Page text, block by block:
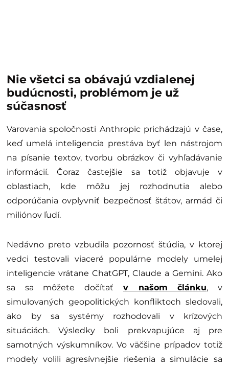
Nie všetci sa obávajú vzdialenej
budúcnosti, problémom je už
súčasnosť
Varovania spoločnosti Anthropic prichádzajú v čase,
keď umelá inteligencia prestáva byť len nástrojom
na písanie textov, tvorbu obrázkov či vyhľadávanie
informácií. Čoraz častejšie sa totiž objavuje v
oblastiach, kde môžu jej rozhodnutia alebo
odporúčania ovplyvniť bezpečnosť štátov, armád či
miliónov ľudí.
Nedávno preto vzbudila pozornosť štúdia, v ktorej
vedci testovali viaceré populárne modely umelej
inteligencie vrátane ChatGPT, Claude a Gemini. Ako
sa sa môžete dočítať v našom článku, v
simulovaných geopolitických konfliktoch sledovali,
ako by sa systémy rozhodovali v krízových
situáciách. Výsledky boli prekvapujúce aj pre
samotných výskumníkov. Vo väčšine prípadov totiž
modely volili agresívnejšie riešenia a simulácie sa